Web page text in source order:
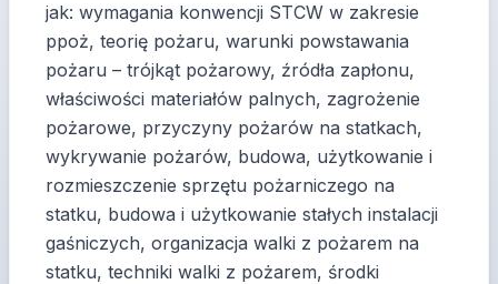
jak: wymagania konwencji STCW w zakresie
ppoż, teorię pożaru, warunki powstawania
pożaru – trójkąt pożarowy, źródła zapłonu,
właściwości materiałów palnych, zagrożenie
pożarowe, przyczyny pożarów na statkach,
wykrywanie pożarów, budowa, użytkowanie i
rozmieszczenie sprzętu pożarniczego na
statku, budowa i użytkowanie stałych instalacji
gaśniczych, organizacja walki z pożarem na
statku, techniki walki z pożarem, środki